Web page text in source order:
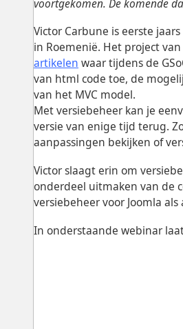
voortgekomen. De komende
Victor Carbune is eerste
in Roemenië. Het project
artikelen waar tijdens de
van html code toe, de
van het MVC model.
Met versiebeheer kan je
versie van enige tijd terug.
aanpassingen bekijken of
Victor slaagt erin om
onderdeel uitmaken van de
versiebeheer voor Joomla
In onderstaande webinar